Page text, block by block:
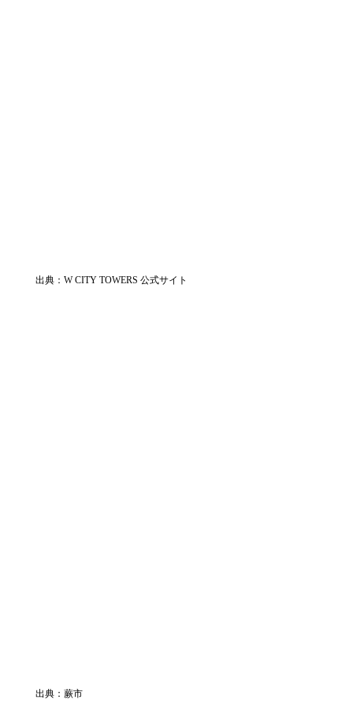
出典：W CITY TOWERS 公式サイト
出典：蕨市